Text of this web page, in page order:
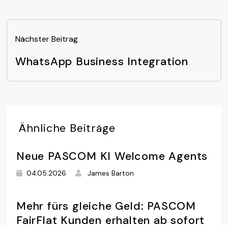
Nächster Beitrag
WhatsApp Business Integration
Ähnliche Beiträge
Neue PASCOM KI Welcome Agents
04.05.2026 James Barton
Mehr fürs gleiche Geld: PASCOM
FairFlat Kunden erhalten ab sofort